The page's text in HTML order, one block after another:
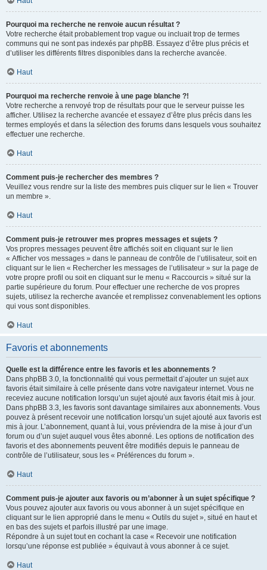
Pourquoi ma recherche ne renvoie aucun résultat ?
Votre recherche était probablement trop vague ou incluait trop de termes
communs qui ne sont pas indexés par phpBB. Essayez d’être plus précis et
d’utiliser les différents filtres disponibles dans la recherche avancée.
Haut
Pourquoi ma recherche renvoie à une page blanche ?!
Votre recherche a renvoyé trop de résultats pour que le serveur puisse les
afficher. Utilisez la recherche avancée et essayez d’être plus précis dans les
termes employés et dans la sélection des forums dans lesquels vous souhaitez
effectuer une recherche.
Haut
Comment puis-je rechercher des membres ?
Veuillez vous rendre sur la liste des membres puis cliquer sur le lien « Trouver
un membre ».
Haut
Comment puis-je retrouver mes propres messages et sujets ?
Vos propres messages peuvent être affichés soit en cliquant sur le lien
« Afficher vos messages » dans le panneau de contrôle de l’utilisateur, soit en
cliquant sur le lien « Rechercher les messages de l’utilisateur » sur la page de
votre propre profil ou soit en cliquant sur le menu « Raccourcis » situé sur la
partie supérieure du forum. Pour effectuer une recherche de vos propres
sujets, utilisez la recherche avancée et remplissez convenablement les options
qui vous sont disponibles.
Haut
Favoris et abonnements
Quelle est la différence entre les favoris et les abonnements ?
Dans phpBB 3.0, la fonctionnalité qui vous permettait d’ajouter un sujet aux
favoris était similaire à celle présente dans votre navigateur internet. Vous ne
receviez aucune notification lorsqu’un sujet ajouté aux favoris était mis à jour.
Dans phpBB 3.3, les favoris sont davantage similaires aux abonnements. Vous
pouvez à présent recevoir une notification lorsqu’un sujet ajouté aux favoris est
mis à jour. L’abonnement, quant à lui, vous préviendra de la mise à jour d’un
forum ou d’un sujet auquel vous êtes abonné. Les options de notification des
favoris et des abonnements peuvent être modifiés depuis le panneau de
contrôle de l’utilisateur, sous les « Préférences du forum ».
Haut
Comment puis-je ajouter aux favoris ou m’abonner à un sujet spécifique ?
Vous pouvez ajouter aux favoris ou vous abonner à un sujet spécifique en
cliquant sur le lien approprié dans le menu « Outils du sujet », situé en haut et
en bas des sujets et parfois illustré par une image.
Répondre à un sujet tout en cochant la case « Recevoir une notification
lorsqu’une réponse est publiée » équivaut à vous abonner à ce sujet.
Haut